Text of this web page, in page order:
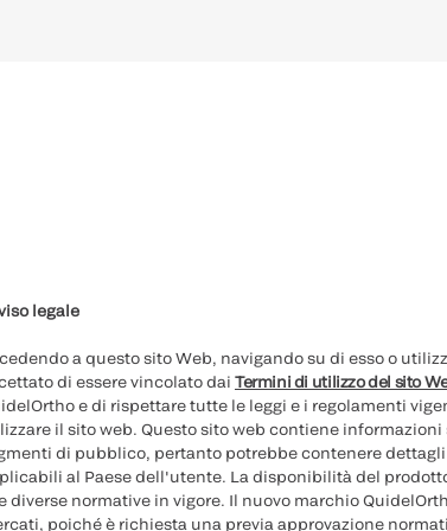
legale
a questo sito Web, navigando su di esso o
di essere vincolato dai Termini di utilizzo del sito
e di rispettare tutte le leggi e i regolamenti
il sito web. Questo sito web contiene
di pubblico, pertanto potrebbe contenere
al Paese dell'utente. La disponibilità del
diverse normative in vigore. Il nuovo marchio
poiché è richiesta una previa approvazione